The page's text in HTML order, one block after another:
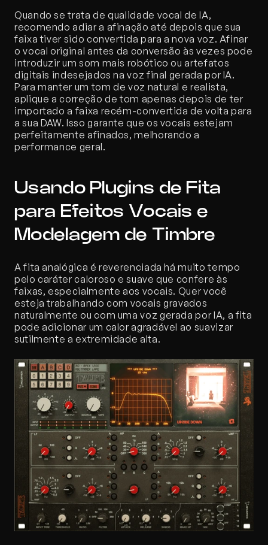
Quando se trata de qualidade vocal de IA,
recomendo adiar a afinação até depois que sua
faixa tiver sido convertida para a nova voz. Afinar
o vocal original antes da conversão às vezes pode
introduzir um som mais robótico ou artefatos
digitais indesejados na voz final gerada por IA.
Para manter um tom de voz natural e realista,
aplique a correção de tom apenas depois de ter
importado a faixa recém-convertida de volta para
a sua DAW. Isso garante que os vocais estejam
perfeitamente afinados, melhorando a
performance geral.
Usando Plugins de Fita
para Efeitos Vocais e
Modelagem de Timbre
A fita analógica é reverenciada há muito tempo
pelo caráter caloroso e suave que confere às
faixas, especialmente aos vocais. Quer você
esteja trabalhando com vocais gravados
naturalmente ou com uma voz gerada por IA, a fita
pode adicionar um calor agradável ao suavizar
sutilmente a extremidade alta.